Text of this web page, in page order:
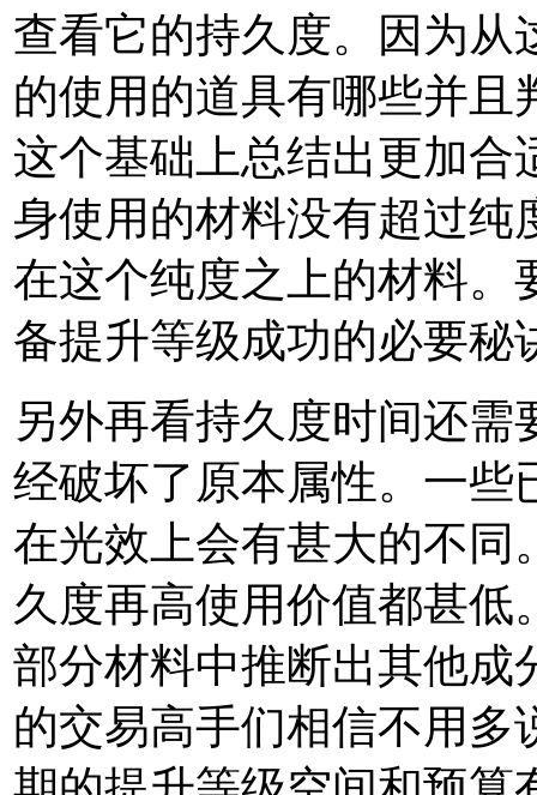
查看它的持久度。因为从
的使用的道具有哪些并且
这个基础上总结出更加合
身使用的材料没有超过纯
在这个纯度之上的材料。
备提升等级成功的必要秘
另外再看持久度时间还
经破坏了原本属性。一些
在光效上会有甚大的不同
久度再高使用价值都甚低
部分材料中推断出其他成
的交易高手们相信不用多